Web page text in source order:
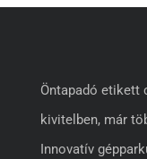
Öntapadó etikett
kivitelben, már
Innovatív